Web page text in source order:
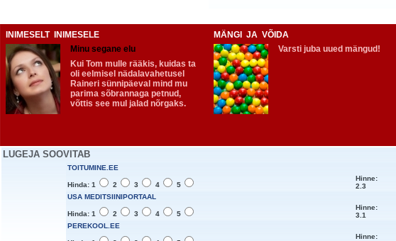
INIMESELT INIMESELE
Minu segane elu
Kui Tom mulle rääkis, kuidas ta
oli eelmisel nädalavahetusel
Raineri sünnipäeval mind mu
parima sõbrannaga petnud,
võttis see mul jalad nõrgaks.
MÄNGI JA VÕIDA
Varsti juba uued mängud!
LUGEJA SOOVITAB
TOITUMINE.EE
Hinda: 1 2 3 4 5
Hinne:
2.3
USA MEDITSIINIPORTAAL
Hinda: 1 2 3 4 5
Hinne:
3.1
PEREKOOL.EE
Hinne: